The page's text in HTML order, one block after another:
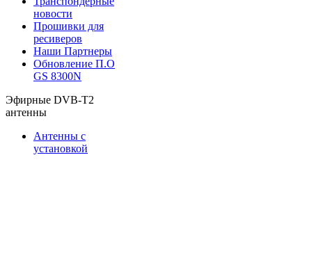
новости
Прошивки для
ресиверов
Наши Партнеры
Обновление П.О
GS 8300N
Эфирные DVB-T2
антенны
Антенны с
установкой